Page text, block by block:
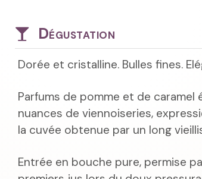
Dégustation
Dorée et cristalline. Bulles fines.
Parfums de pomme et de
nuances de viennoiseries,
la cuvée obtenue par un long
Entrée en bouche pure, permise